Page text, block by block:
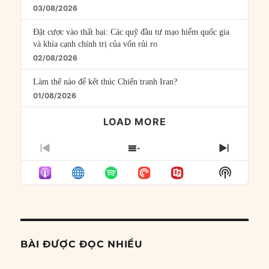
03/08/2026
Đặt cược vào thất bại: Các quỹ đầu tư mạo hiểm quốc gia
và khía cạnh chính trị của vốn rủi ro
02/08/2026
Làm thế nào để kết thúc Chiến tranh Iran?
01/08/2026
LOAD MORE
PREVIOUS
EPISODE
SHOW
EPISODES
LIST
NEXT
Show
Podcast
BÀI ĐƯỢC ĐỌC NHIỀU